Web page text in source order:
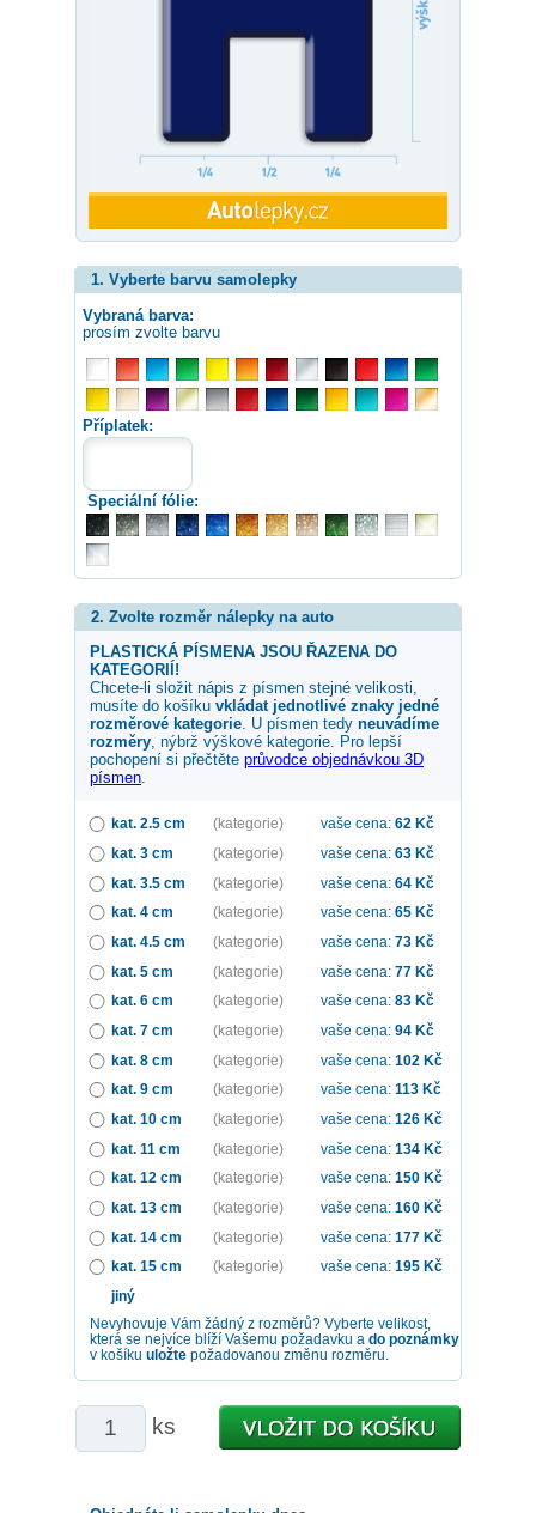
1. Vyberte barvu samolepky
Vybraná barva:
prosím zvolte barvu
Příplatek:
Speciální fólie:
2. Zvolte rozměr nálepky na auto
PLASTICKÁ PÍSMENA JSOU ŘAZENA DO
KATEGORIÍ!
Chcete-li složit nápis z písmen stejné velikosti,
musíte do košíku vkládat jednotlivé znaky jedné
rozměrové kategorie. U písmen tedy neuvádíme
rozměry, nýbrž výškové kategorie. Pro lepší
pochopení si přečtěte průvodce objednávkou 3D
písmen.
kat. 2.5 cm (kategorie) vaše cena: 62 Kč
kat. 3 cm
(kategorie) vaše cena: 63 Kč
kat. 3.5 cm
(kategorie) vaše cena: 64 Kč
kat. 4 cm
(kategorie) vaše cena: 65 Kč
kat. 4.5 cm
(kategorie) vaše cena: 73 Kč
kat. 5 cm
(kategorie) vaše cena: 77 Kč
kat. 6 cm
(kategorie) vaše cena: 83 Kč
kat. 7 cm
(kategorie) vaše cena: 94 Kč
kat. 8 cm
(kategorie) vaše cena: 102 Kč
kat. 9 cm
(kategorie) vaše cena: 113 Kč
kat. 10 cm
(kategorie) vaše cena: 126 Kč
kat. 11 cm
(kategorie) vaše cena: 134 Kč
kat. 12 cm
(kategorie) vaše cena: 150 Kč
kat. 13 cm
(kategorie) vaše cena: 160 Kč
kat. 14 cm
(kategorie) vaše cena: 177 Kč
kat. 15 cm
(kategorie) vaše cena: 195 Kč
jiný
Nevyhovuje Vám žádný z rozměrů? Vyberte velikost,
která se nejvíce blíží Vašemu požadavku a do poznámky
v košíku uložte požadovanou změnu rozměru.
ks